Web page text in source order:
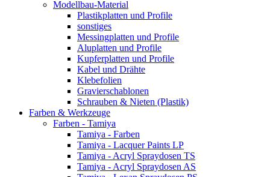
Modellbau-Material
Plastikplatten und Profile
sonstiges
Messingplatten und Profile
Aluplatten und Profile
Kupferplatten und Profile
Kabel und Drähte
Klebefolien
Gravierschablonen
Schrauben & Nieten (Plastik)
Farben & Werkzeuge
Farben - Tamiya
Tamiya - Farben
Tamiya - Lacquer Paints LP
Tamiya - Acryl Spraydosen TS
Tamiya - Acryl Spraydosen AS